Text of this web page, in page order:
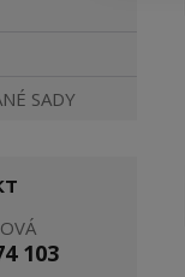
SADY
103